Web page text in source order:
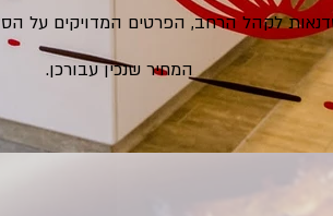
לקהל הרחב, הפרטים המדויקים על
המחיר שנכין עבורכן.